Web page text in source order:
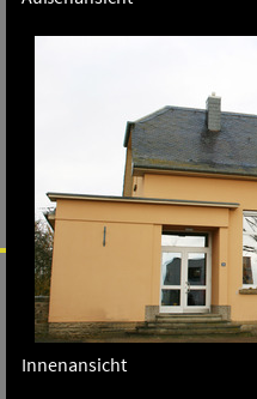
Innenansicht